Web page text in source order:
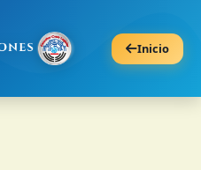
Inicio